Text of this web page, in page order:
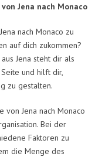
Jena nach Monaco
nach Monaco zu
auf dich zukommen?
Jena steht dir als
und hilft dir,
zu gestalten.
Jena nach Monaco
Bei der
Faktoren zu
die Menge des